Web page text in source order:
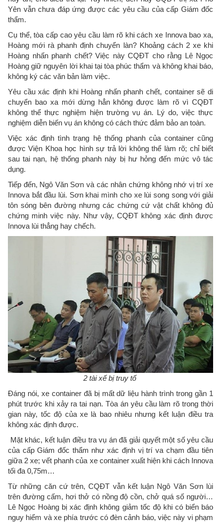
Yên vẫn chưa đáp ứng được các yêu cầu của cấp Giám đốc
thẩm.
Cụ thể, tòa cấp cao yêu cầu làm rõ khi cách xe Innova bao xa,
Hoàng mới rà phanh định chuyển làn? Khoảng cách 2 xe khi
Hoàng nhấn phanh chết? Việc này CQĐT cho rằng Lê Ngọc
Hoàng giữ nguyên lời khai tại tòa phúc thẩm và không khai báo,
không ký các văn bản làm việc.
Yêu cầu xác định khi Hoàng nhấn phanh chết, container sẽ di
chuyển bao xa mới dừng hẳn không được làm rõ vì CQĐT
không thể thực nghiệm hiện trường vụ án. Lý do, việc thực
nghiệm diễn biến vụ án không có cách thức đảm bảo an toàn.
Việc xác định tình trạng hệ thống phanh của container cũng
được Viện Khoa học hình sự trả lời không thể làm rõ; chỉ biết
sau tai nạn, hệ thống phanh này bị hư hỏng đến mức vô tác
dụng.
Tiếp đến, Ngô Văn Sơn và các nhân chứng không nhớ vị trí xe
Innova bắt đầu lùi. Sơn khai mình cho xe lùi song song với giải
tôn sóng bên đường nhưng các chứng cứ vật chất không đủ
chứng minh việc này. Như vậy, CQĐT không xác định được
Innova lùi thẳng hay chếch.
2 tài xế bị truy tố
Đáng nói, xe container đã bị mất dữ liệu hành trình trong gần 1
phút trước khi xảy ra tai nạn. Tòa án yêu cầu làm rõ trong thời
gian này, tốc độ của xe là bao nhiêu nhưng kết luận điều tra
không xác định được.
Mặt khác, kết luận điều tra vụ án đã giải quyết một số yêu cầu
của cấp Giám đốc thẩm như xác định vị trí va chạm đầu tiên
giữa 2 xe; vết phanh của xe container xuất hiện khi cách Innova
tối đa 0,75m…
Từ những căn cứ trên, CQĐT vẫn kết luận Ngô Văn Sơn lùi
trên đường cấm, hơi thở có nồng độ cồn, chở quá số người…
Lê Ngọc Hoàng bị xác định không giảm tốc độ khi có biển báo
nguy hiểm và xe phía trước có đèn cảnh báo, việc này vi phạm